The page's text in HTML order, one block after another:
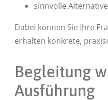
sinnvolle
Dabei können Sie Ihre
erhalten konkrete,
Begleitung
Ausführung